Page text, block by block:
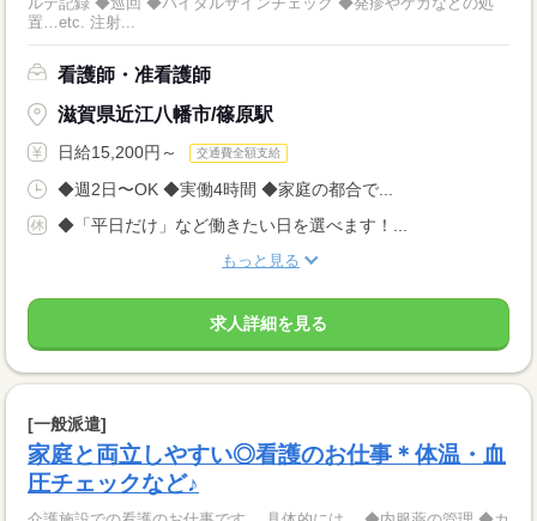
置…etc. 注射...
看護師・准看護師
滋賀県近江八幡市/篠原駅
日給15,200円～ 交通費全額支給
◆週2日〜OK ◆実働4時間 ◆家庭の都合で...
◆「平日だけ」など働きたい日を選べます！...
もっと見る
求人詳細を見る
[一般派遣]
家庭と両立しやすい◎看護のお仕事＊体温・血
圧チェックなど♪